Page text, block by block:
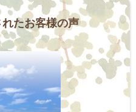
たお客様の声